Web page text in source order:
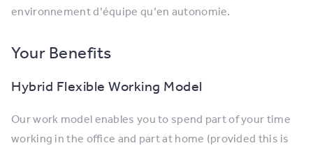
environnement d’équipe qu’en autonomie.
Your Benefits
Hybrid Flexible Working Model
Our work model enables you to spend part of your time
working in the office and part at home (provided this is